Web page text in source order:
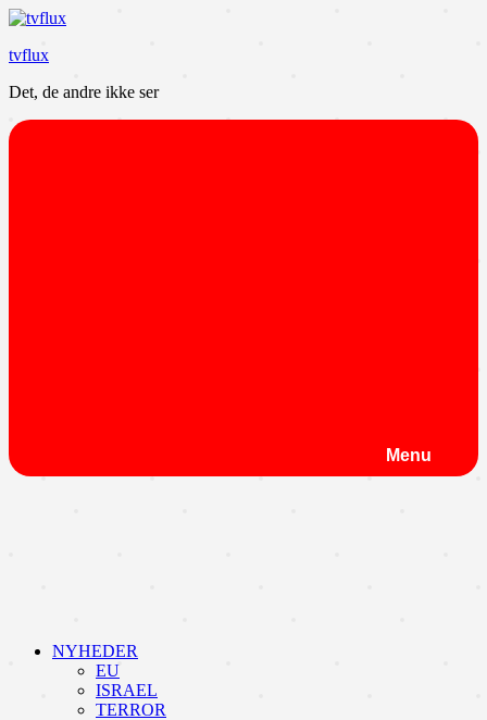
Videre
indhold
tvflux
Det, de andre ikke ser
Menu
NYHEDER
EU
ISRAEL
TERROR